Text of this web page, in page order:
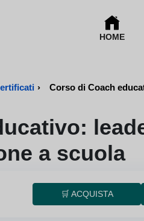
HOME
› Corso di Coach
a scuola
🛒 ACQUISTA